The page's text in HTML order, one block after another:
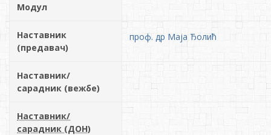
Модул
Наставник
(предавач)
проф. др Маја Ђолић
Наставник/
сарадник (вежбе)
Наставник/
сарадник (ДОН)